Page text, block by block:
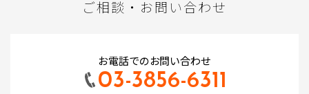
ご相談・お問い合わせ
お電話でのお問い合わせ
03-3856-6311